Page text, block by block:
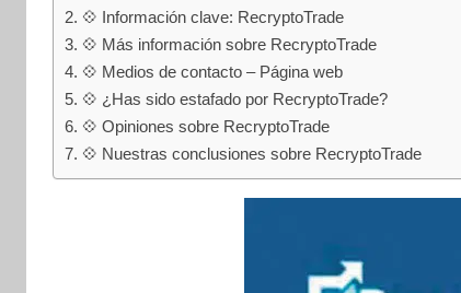
💠 Información clave: RecryptoTrade
💠 Más información sobre RecryptoTrade
💠 Medios de contacto – Página web
💠 ¿Has sido estafado por RecryptoTrade?
💠 Opiniones sobre RecryptoTrade
💠 Nuestras conclusiones sobre RecryptoTrade